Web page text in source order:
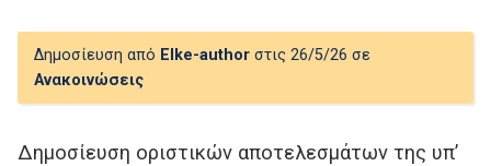
Δημοσίευση από Elke-author στις 26/5/26 σε
Ανακοινώσεις
Δημοσίευση οριστικών αποτελεσμάτων της υπ’